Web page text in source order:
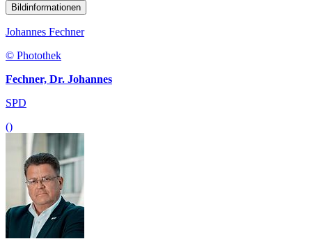
Bildinformationen
Johannes Fechner
© Photothek
Fechner, Dr. Johannes
SPD
()